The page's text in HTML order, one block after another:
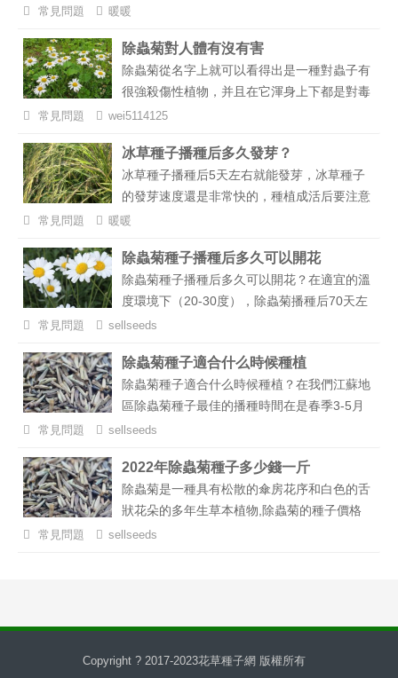
足的光照和溫度，有利于種子發芽。種植季節
南方可秋季種植。...
常見問題 暖暖
除蟲菊對人體有沒有害
除蟲菊從名字上就可以看得出是一種對蟲子有
很強殺傷性植物，并且在它渾身上下都是對毒
蟲有害的物質，因此有些人就自行推斷除蟲菊
所認真的那樣嗎？...
常見問題 wei5114125
冰草種子播種后多久發芽？
冰草種子播種后5天左右就能發芽，冰草種子
的發芽速度還是非常快的，種植成活后要注意
水分管理，及時施肥。...
常見問題 暖暖
除蟲菊種子播種后多久可以開花
除蟲菊種子播種后多久可以開花？在適宜的溫
度環境下（20-30度），除蟲菊播種后70天左
右就能夠開花，如果溫度低、光照不足的話時
常見問題 sellseeds
除蟲菊種子適合什么時候種植
除蟲菊種子適合什么時候種植？在我們江蘇地
區除蟲菊種子最佳的播種時間在是春季3-5月
份，其次是在夏末秋初8-9月份這個時間段進
種時間還是略有不同的，不明白的可以電話咨
詢我們。...
常見問題 sellseeds
2022年除蟲菊種子多少錢一斤
除蟲菊是一種具有松散的傘房花序和白色的舌
狀花朵的多年生草本植物,除蟲菊的種子價格
比較貴，不同的地區和商家的價格也不同，一
常見問題 sellseeds
Copyright ? 2017-2023花草種子網版權所有